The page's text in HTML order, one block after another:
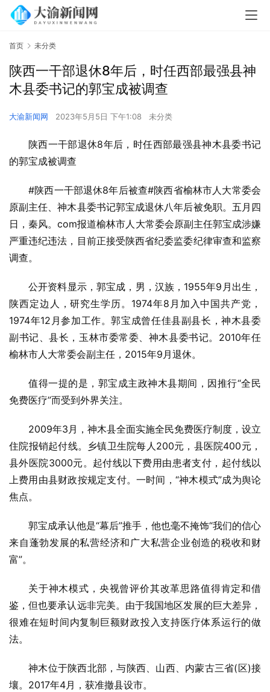
首页 未分类
陕西一干部退休8年后，时任西部最强县神
木县委书记的郭宝成被调查
大渝新闻网 2023年5月5日 下午1:08 未分类
陕西一干部退休8年后，时任西部最强县神木县委书记
的郭宝成被调查
#陕西一干部退休8年后被查#陕西省榆林市人大常委会
原副主任、神木县委书记郭宝成退休八年后被免职。五月四
日，秦风。com报道榆林市人大常委会原副主任郭宝成涉嫌
严重违纪违法，目前正接受陕西省纪委监委纪律审查和监察
调查。
公开资料显示，郭宝成，男，汉族，1955年9月出生，
陕西定边人，研究生学历。1974年8月加入中国共产党，
1974年12月参加工作。郭宝成曾任佳县副县长，神木县委
副书记、县长，玉林市委常委、神木县委书记。2010年任
榆林市人大常委会副主任，2015年9月退休。
值得一提的是，郭宝成主政神木县期间，因推行“全民
免费医疗”而受到外界关注。
2009年3月，神木县全面实施全民免费医疗制度，设立
住院报销起付线。乡镇卫生院每人200元，县医院400元，
县外医院3000元。起付线以下费用由患者支付，起付线以
上费用由县财政按规定支付。一时间，“神木模式”成为舆论
焦点。
郭宝成承认他是“幕后”推手，他也毫不掩饰“我们的信心
来自蓬勃发展的私营经济和广大私营企业创造的税收和财
富”。
关于神木模式，央视曾评价其改革思路值得肯定和借
鉴，但也要承认远非完美。由于我国地区发展的巨大差异，
很难在短时间内复制巨额财政投入支持医疗体系运行的做
法。
神木位于陕西北部，与陕西、山西、内蒙古三省(区)接
壤。2017年4月，获准撤县设市。